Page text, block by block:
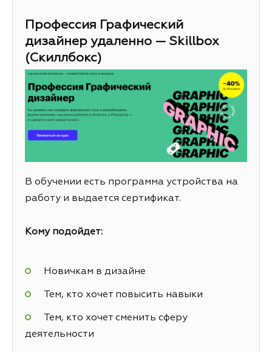
Профессия Графический
дизайнер удаленно — Skillbox
(Скиллбокс)
В обучении есть программа устройства на
работу и выдается сертификат.
Кому подойдет:
Новичкам в дизайне
Тем, кто хочет повысить навыки
Тем, кто хочет сменить сферу
деятельности